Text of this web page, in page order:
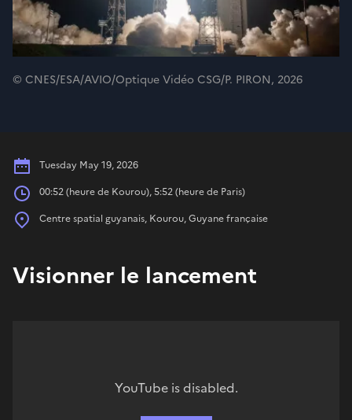
© CNES/ESA/AVIO/Optique Vidéo CSG/P. PIRON, 2026
Date
Tuesday May 19, 2026
Hours 00:52 (heure de Kourou), 5:52 (heure de Paris)
Place
Centre spatial guyanais, Kourou, Guyane française
Visionner le lancement
YouTube is disabled.